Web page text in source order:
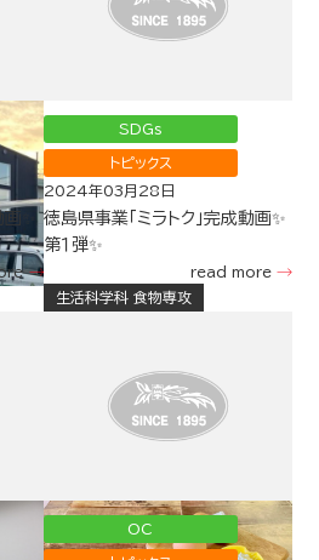
✨
SDGs
トピックス
2024年03月28日
徳島県事業「ミラトク」完成動画✨
第１弾✨
read more
生活科学科 食物専攻
OC